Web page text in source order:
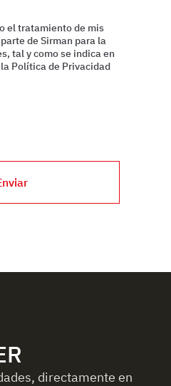
funzionalità dei social
traffico. Condividiamo
in cui l’utente utilizza il
che si occupano di analisi
media, i quali potrebbero
utilizzo dei loro servizi.
el tratamiento de mis
de Sirman para la
tal y como se indica en
Política de Privacidad
directamente en